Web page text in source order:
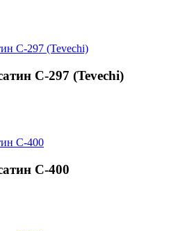
С-297 (Tevechi)
С-400